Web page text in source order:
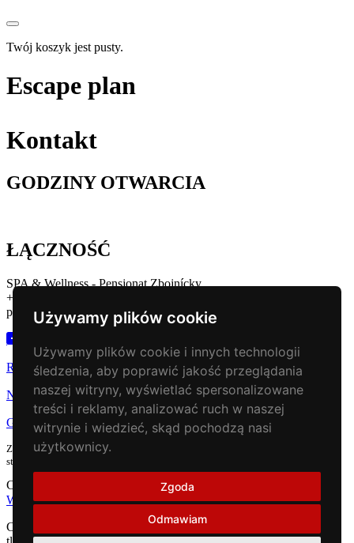
Używamy plików cookie
Używamy plików cookie i innych technologii
śledzenia, aby poprawić jakość przeglądania
naszej witryny, wyświetlać spersonalizowane
treści i reklamy, analizować ruch w naszej
witrynie i wiedzieć, skąd pochodzą nasi
użytkownicy.
Zgoda
Odmawiam
Twój koszyk jest pusty.
Escape plan
Kontakt
GODZINY OTWARCIA
ŁĄCZNOŚĆ
SPA & Wellness - Pensjonat Zbojnícky
+421 43 221 13 43
penzion@zbojnickakoliba.eu
Rezerwacja noclegu
Napisz do nas
Gdzie nas znaleźć
Zbojnícka Koliba znajduje się w miejscowości Oravská Jasenica, naprzeciwko
stacji benzynowej VOMS. Współrzędne GPS 49.391805, 19.450934
Copyright © 2018 - Zbojnícka koliba
Web stránky
Cookies nám umožňujú poskytovať lepšie služby. Kliknutím na